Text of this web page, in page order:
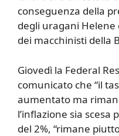
conseguenza della
degli uragani Helene
dei macchinisti della
Giovedì la Federal
comunicato che “il
aumentato ma
l’inflazione sia scesa
del 2%, “rimane